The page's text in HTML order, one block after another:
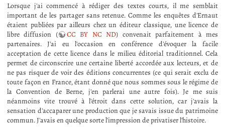
Lorsque j'ai commencé à rédiger des textes courts, il me semblait
important de les partager sans retenue. Comme les enquêtes d'Ernaut
étaient publiées par ailleurs chez un éditeur classique, une licence de
libre diffusion (
CC BY NC ND) convenait parfaitement à mes
partenaires. J'ai eu l'occasion en conférence d'évoquer la facile
acceptation de cette licence dans le milieu éditorial traditionnel. Cela
permet de circonscrire une certaine liberté accordée aux lecteurs, et de
ne pas risquer de voir des éditions concurrentes (ce qui serait exclu de
toute façon en France, étant donné que nous sommes sous le régime de
la Convention de Berne, j'en parlerai une autre fois). Je me suis
néanmoins vite trouvé à l'étroit dans cette solution, car j'avais la
sensation d'accaparer une production que je savais issue du patrimoine
commun. J'avais en quelque sorte l'impression de privatiser l'histoire.